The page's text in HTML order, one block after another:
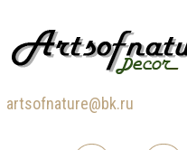
artsofnature@bk.ru